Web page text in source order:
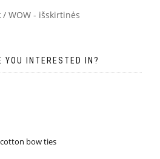
/ WOW - išskirtinės
YOU INTERESTED IN?
cotton bow ties